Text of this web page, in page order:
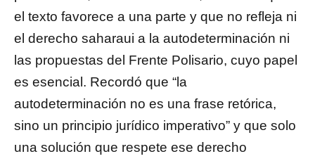
el texto favorece a una parte y que no refleja ni
el derecho saharaui a la autodeterminación ni
las propuestas del Frente Polisario, cuyo papel
es esencial. Recordó que “la
autodeterminación no es una frase retórica,
sino un principio jurídico imperativo” y que solo
una solución que respete ese derecho